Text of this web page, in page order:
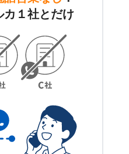
カ１社とだけ